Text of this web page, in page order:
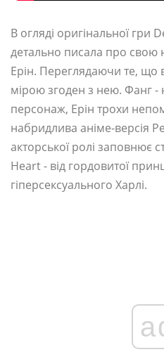
В огляді оригінальної гри
детально писала про свою
Ерін. Переглядаючи те, що
мірою згоден з нею. Фанг
персонаж, Ерін трохи
набридлива аніме-версія
акторської ролі заповнює
Heart - від гордовитої
гіперсексуального Харлі.